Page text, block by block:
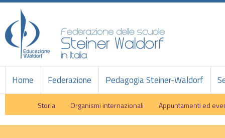
Home Federazione Pedagogia Steiner-Waldorf
Storia Organismi internazionali Appuntamenti ed